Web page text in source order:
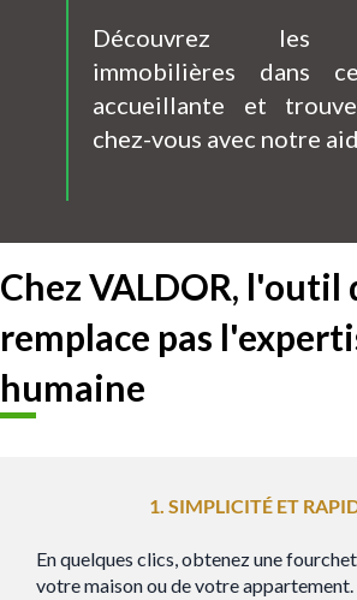
Découvrez les
immobilières dans
accueillante et
chez-vous avec notre
Chez VALDOR, l'outil
remplace pas
humaine
1. SIMPLICITÉ ET
En quelques clics, obtenez une
votre maison ou de votre appartement.